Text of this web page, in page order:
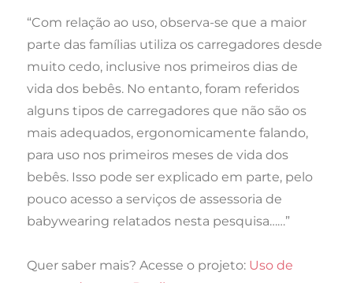
“Com relação ao uso, observa-se que a maior
parte das famílias utiliza os carregadores desde
muito cedo, inclusive nos primeiros dias de
vida dos bebês. No entanto, foram referidos
alguns tipos de carregadores que não são os
mais adequados, ergonomicamente falando,
para uso nos primeiros meses de vida dos
bebês. Isso pode ser explicado em parte, pelo
pouco acesso a serviços de assessoria de
babywearing relatados nesta pesquisa……”
Quer saber mais? Acesse o projeto: Uso de